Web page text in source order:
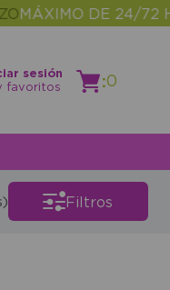
DE 24/72
sesión
favoritos
:0
Filtros